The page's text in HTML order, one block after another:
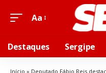
Aa
Destaques Sergipe
Início » Deputado Fábio Reis destaca avanço